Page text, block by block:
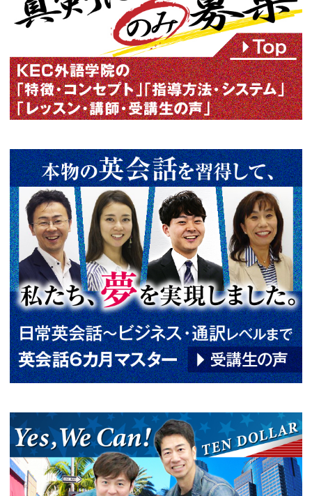
大阪・京都の英会話スクール
｜初心者の日常英会話６カ月マ
ロ・通訳レベルまで驚異的な上
する独自のTP指導方式で目標
来るまで、熱誠指導に一切の妥
阪[梅田/枚方]・京都[烏丸御池]
EFL･英検･通訳も学べる英会話
種講座の無料個別ガイダンス・
明会・無料体験レッスンも開催
前の記事へ 次